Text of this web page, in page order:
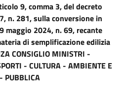
9, comma 3, del decreto
n. 281, sulla conversione in
maggio 2024, n. 69, recante
di semplificazione edilizia
CONSIGLIO MINISTRI -
- CULTURA - AMBIENTE E
PUBBLICA